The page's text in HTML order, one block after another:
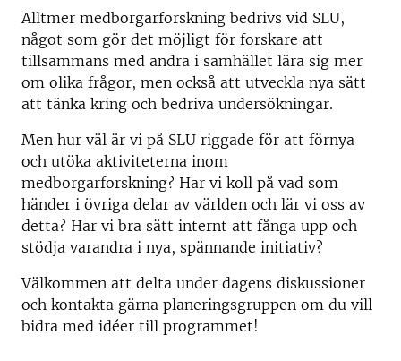
Alltmer medborgarforskning bedrivs vid SLU,
något som gör det möjligt för forskare att
tillsammans med andra i samhället lära sig mer
om olika frågor, men också att utveckla nya sätt
att tänka kring och bedriva undersökningar.
Men hur väl är vi på SLU riggade för att förnya
och utöka aktiviteterna inom
medborgarforskning? Har vi koll på vad som
händer i övriga delar av världen och lär vi oss av
detta? Har vi bra sätt internt att fånga upp och
stödja varandra i nya, spännande initiativ?
Välkommen att delta under dagens diskussioner
och kontakta gärna planeringsgruppen om du vill
bidra med idéer till programmet!